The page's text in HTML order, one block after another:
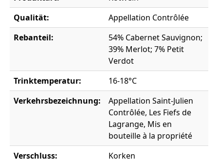
Qualität:
Appellation Contrôlée
Rebanteil:
54% Cabernet Sauvignon;
39% Merlot; 7% Petit
Verdot
Trinktemperatur:
16-18°C
Verkehrsbezeichnung:
Appellation Saint-Julien
Contrôlée, Les Fiefs de
Lagrange, Mis en
bouteille à la propriété
Verschluss:
Korken